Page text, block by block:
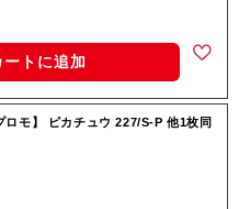
ートに追加
ロモ】 ピカチュウ 227/S-P 他1枚同